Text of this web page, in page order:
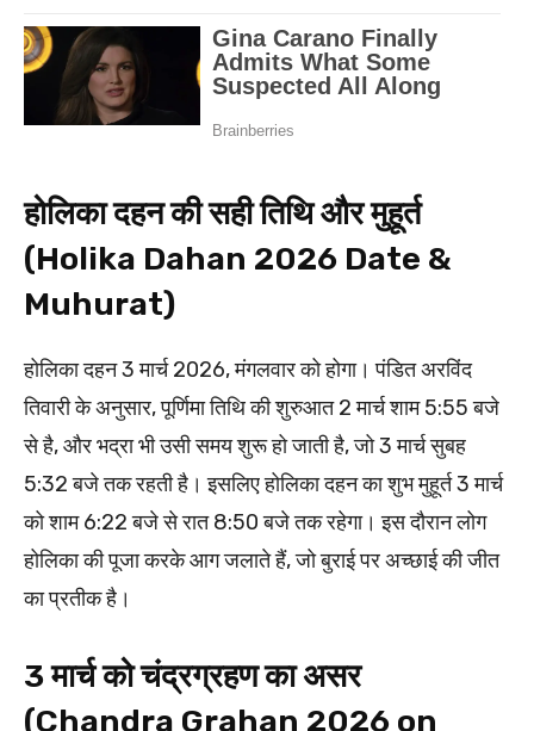
होलिका दहन की सही तिथि और मुहूर्त
(Holika Dahan 2026 Date &
Muhurat)
होलिका दहन 3 मार्च 2026, मंगलवार को होगा। पंडित अरविंद
तिवारी के अनुसार, पूर्णिमा तिथि की शुरुआत 2 मार्च शाम 5:55 बजे
से है, और भद्रा भी उसी समय शुरू हो जाती है, जो 3 मार्च सुबह
5:32 बजे तक रहती है। इसलिए होलिका दहन का शुभ मुहूर्त 3 मार्च
को शाम 6:22 बजे से रात 8:50 बजे तक रहेगा। इस दौरान लोग
होलिका की पूजा करके आग जलाते हैं, जो बुराई पर अच्छाई की जीत
का प्रतीक है।
3 मार्च को चंद्रग्रहण का असर
(Chandra Grahan 2026 on